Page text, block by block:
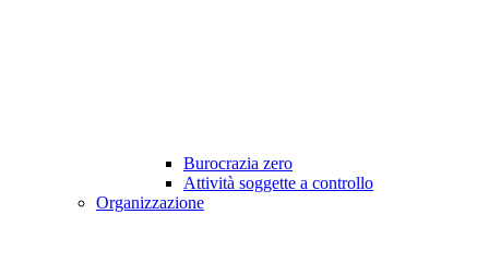
Burocrazia zero
Attività soggette a controllo
Organizzazione